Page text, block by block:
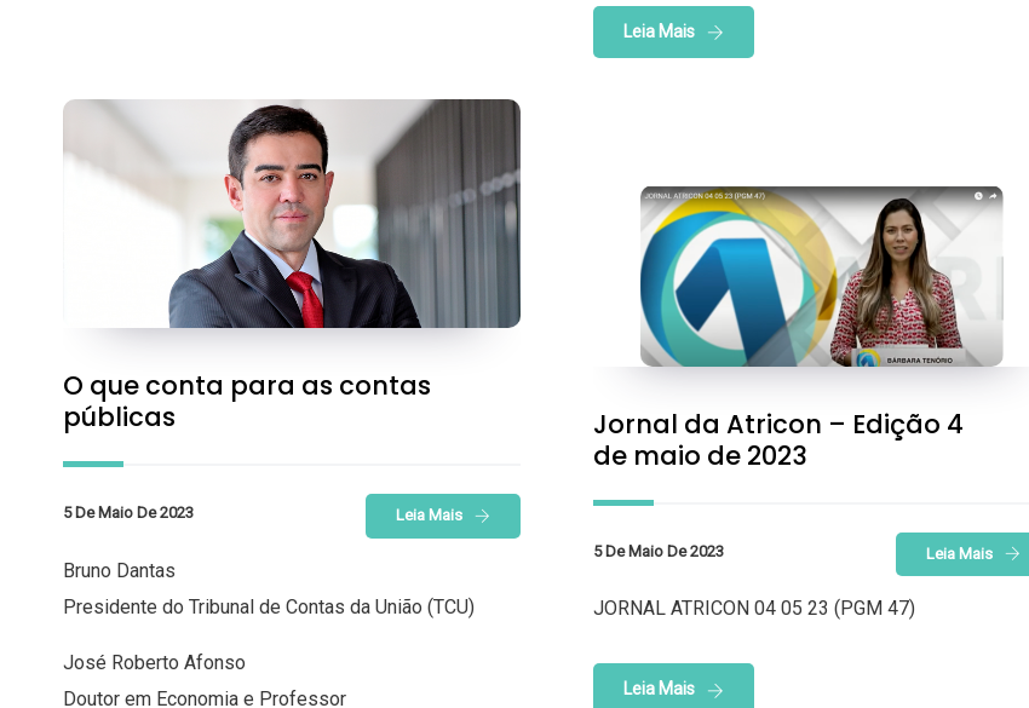
Leia Mais
O que conta para as contas
públicas
5 De Maio De 2023 Leia Mais
Bruno Dantas
Presidente do Tribunal de Contas da União (TCU)
José Roberto Afonso
Doutor em Economia e Professor
Jornal da Atricon – Edição 4
de maio de 2023
5 De Maio De 2023 Leia Mais
JORNAL ATRICON 04 05 23 (PGM 47)
Leia Mais